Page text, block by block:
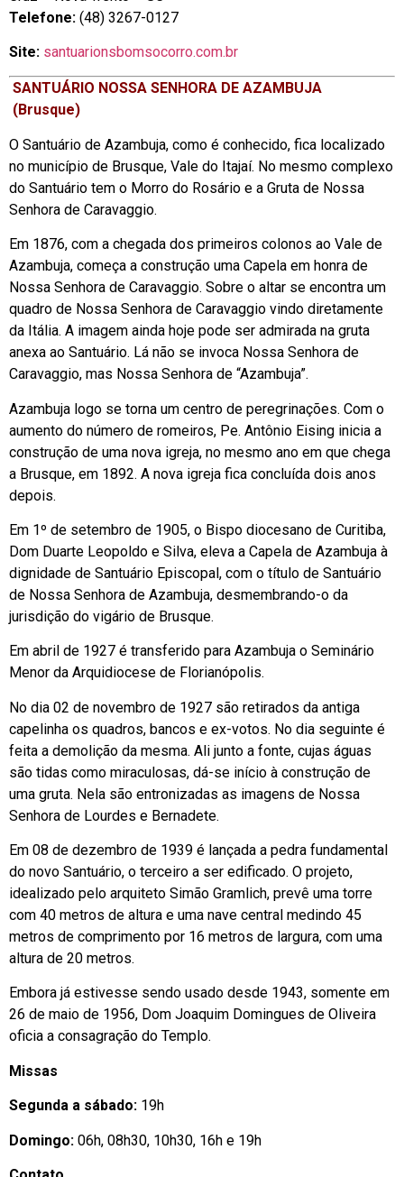
Telefone: (48) 3267-0127
Site: santuarionsbomsocorro.com.br
SANTUÁRIO NOSSA SENHORA DE AZAMBUJA
(Brusque)
O Santuário de Azambuja, como é conhecido, fica localizado
no município de Brusque, Vale do Itajaí. No mesmo complexo
do Santuário tem o Morro do Rosário e a Gruta de Nossa
Senhora de Caravaggio.
Em 1876, com a chegada dos primeiros colonos ao Vale de
Azambuja, começa a construção uma Capela em honra de
Nossa Senhora de Caravaggio. Sobre o altar se encontra um
quadro de Nossa Senhora de Caravaggio vindo diretamente
da Itália. A imagem ainda hoje pode ser admirada na gruta
anexa ao Santuário. Lá não se invoca Nossa Senhora de
Caravaggio, mas Nossa Senhora de “Azambuja”.
Azambuja logo se torna um centro de peregrinações. Com o
aumento do número de romeiros, Pe. Antônio Eising inicia a
construção de uma nova igreja, no mesmo ano em que chega
a Brusque, em 1892. A nova igreja fica concluída dois anos
depois.
Em 1º de setembro de 1905, o Bispo diocesano de Curitiba,
Dom Duarte Leopoldo e Silva, eleva a Capela de Azambuja à
dignidade de Santuário Episcopal, com o título de Santuário
de Nossa Senhora de Azambuja, desmembrando-o da
jurisdição do vigário de Brusque.
Em abril de 1927 é transferido para Azambuja o Seminário
Menor da Arquidiocese de Florianópolis.
No dia 02 de novembro de 1927 são retirados da antiga
capelinha os quadros, bancos e ex-votos. No dia seguinte é
feita a demolição da mesma. Ali junto a fonte, cujas águas
são tidas como miraculosas, dá-se início à construção de
uma gruta. Nela são entronizadas as imagens de Nossa
Senhora de Lourdes e Bernadete.
Em 08 de dezembro de 1939 é lançada a pedra fundamental
do novo Santuário, o terceiro a ser edificado. O projeto,
idealizado pelo arquiteto Simão Gramlich, prevê uma torre
com 40 metros de altura e uma nave central medindo 45
metros de comprimento por 16 metros de largura, com uma
altura de 20 metros.
Embora já estivesse sendo usado desde 1943, somente em
26 de maio de 1956, Dom Joaquim Domingues de Oliveira
oficia a consagração do Templo.
Missas
Segunda a sábado: 19h
Domingo: 06h, 08h30, 10h30, 16h e 19h